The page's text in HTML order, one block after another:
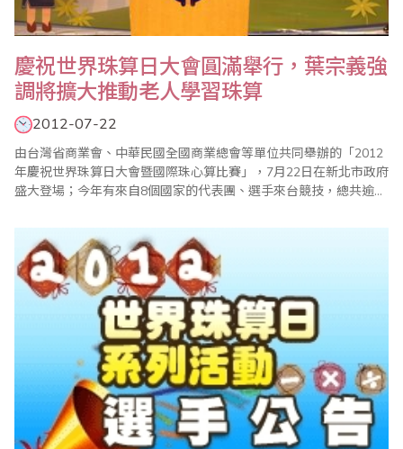
慶祝世界珠算日大會圓滿舉行，葉宗義強
調將擴大推動老人學習珠算
2012-07-22
由台灣省商業會、中華民國全國商業總會等單位共同舉辦的「2012
年慶祝世界珠算日大會暨國際珠心算比賽」，7月22日在新北市政府
盛大登場；今年有來自8個國家的代表團、選手來台競技，總共逾
長葉宗義(見左圖)致詞強調，珠算已成為每個人終身學習的有效工
具，省商會計畫進一步推動成立「台灣珠心算千人俱樂部」，以老
者為成員，藉以凸顯珠心算可以有效防止老..